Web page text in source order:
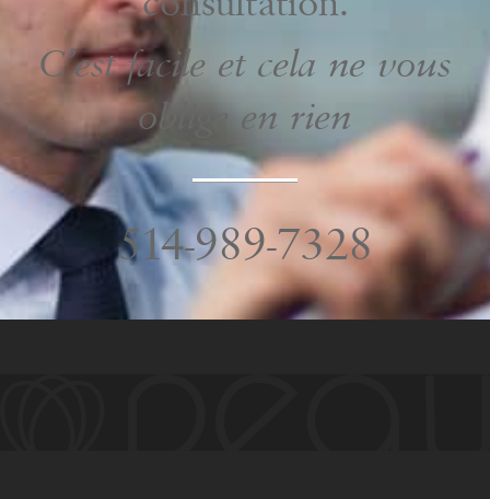
C’est facile et cela ne vous
oblige en rien
514-989-7328